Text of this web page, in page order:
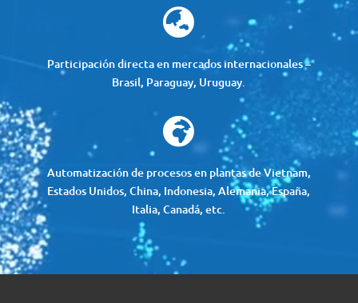

Participación directa en mercados internacionales –
Brasil, Paraguay, Uruguay.

Automatización de procesos en plantas de Vietnam,
Estados Unidos, China, Indonesia, Alemania, España,
Italia, Canadá, etc.